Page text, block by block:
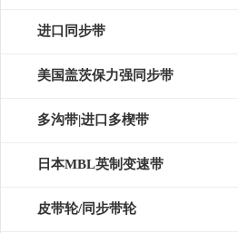
进口同步带
美国盖茨保力强同步带
多沟带|进口多楔带
日本MBL英制变速带
皮带轮/同步带轮